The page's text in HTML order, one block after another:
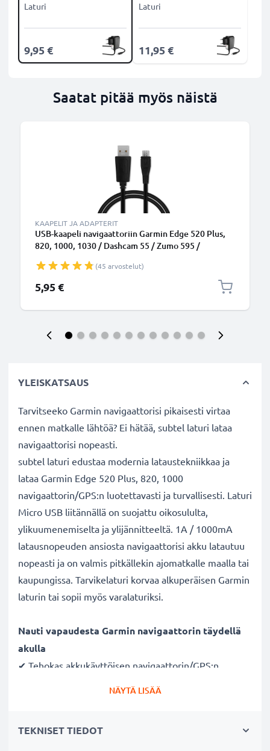
Laturi
9,95 €
Laturi
11,95 €
Saatat pitää myös näistä
KAAPELIT JA ADAPTERIT
USB-kaapeli navigaattoriin Garmin Edge 520 Plus,
820, 1000, 1030 / Dashcam 55 / Zumo 595 /
PVC kaapeli
(45 arvostelut)
5,95 €
YLEISKATSAUS
Tarvitseeko Garmin navigaattorisi pikaisesti virtaa
ennen matkalle lähtöä? Ei hätää, subtel laturi lataa
navigaattorisi nopeasti.
subtel laturi edustaa modernia lataustekniikkaa ja
lataa Garmin Edge 520 Plus, 820, 1000
navigaattorin/GPS:n luotettavasti ja turvallisesti. Laturi
Micro USB liitännällä on suojattu oikosululta,
ylikuumenemiselta ja ylijännitteeltä. 1A / 1000mA
latausnopeuden ansiosta navigaattorisi akku latautuu
nopeasti ja on valmis pitkällekin ajomatkalle maalla tai
kaupungissa. Tarvikelaturi korvaa alkuperäisen Garmin
laturin tai sopii myös varalaturiksi.
Nauti vapaudesta Garmin navigaattorin täydellä
akulla
✔ Tehokas akkukäyttöisen navigaattorin/GPS:n
✔ Pieni ja kevyt - sopii myös matkalaturiksi reissuun
NÄYTÄ LISÄÄ
TEKNISET TIEDOT